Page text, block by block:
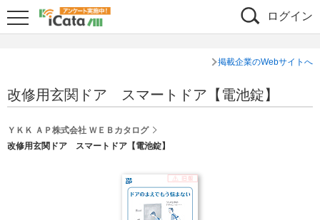
ログイン
掲載企業のWebサイトへ
改修用玄関ドア スマートドア【電池錠】
ＹＫＫ ＡＰ株式会社 ＷＥＢカタログ
改修用玄関ドア スマートドア【電池錠】